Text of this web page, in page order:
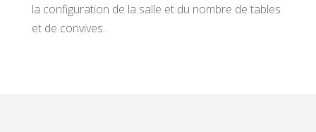
la configuration de la salle et du nombre de tables
et de convives.